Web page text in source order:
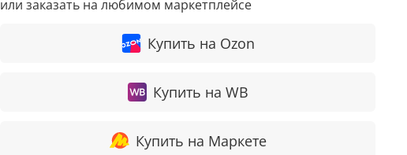
или заказать на любимом маркетплейсе
Купить на Ozon
Купить на WB
Купить на Маркете